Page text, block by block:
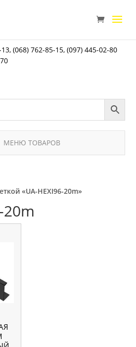
13,(068) 762-85-15,(097) 445-02-80
МЕНЮ ТОВАРОВ
«UA-HEXI96-20m»
20m